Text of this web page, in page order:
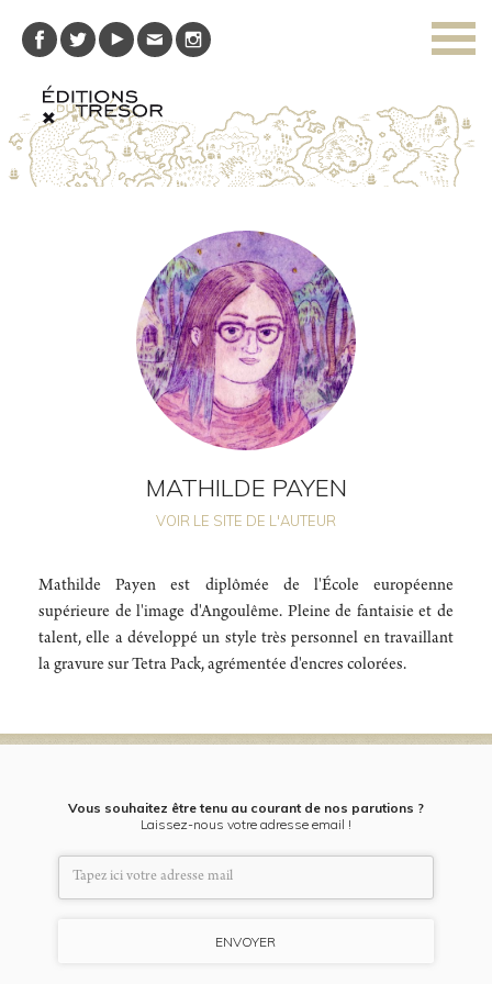
MATHILDE PAYEN
VOIR LE SITE DE L'AUTEUR
Mathilde Payen est diplômée de l'École européenne
supérieure de l'image d'Angoulême. Pleine de fantaisie et de
talent, elle a développé un style très personnel en travaillant
la gravure sur Tetra Pack, agrémentée d'encres colorées.
Vous souhaitez être tenu au courant de nos parutions ?
Laissez-nous votre adresse email !